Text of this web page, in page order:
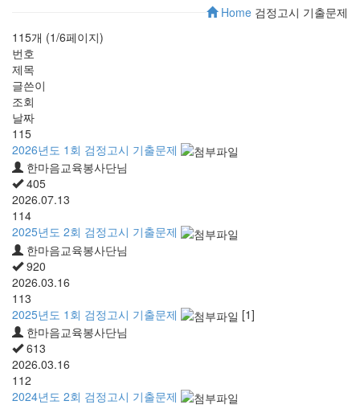
Home 검정고시 기출문제
115개 (1/6페이지)
번호
제목
글쓴이
조회
날짜
115
2026년도 1회 검정고시 기출문제
한마음교육봉사단님
405
2026.07.13
114
2025년도 2회 검정고시 기출문제
한마음교육봉사단님
920
2026.03.16
113
2025년도 1회 검정고시 기출문제
[1]
한마음교육봉사단님
613
2026.03.16
112
2024년도 2회 검정고시 기출문제